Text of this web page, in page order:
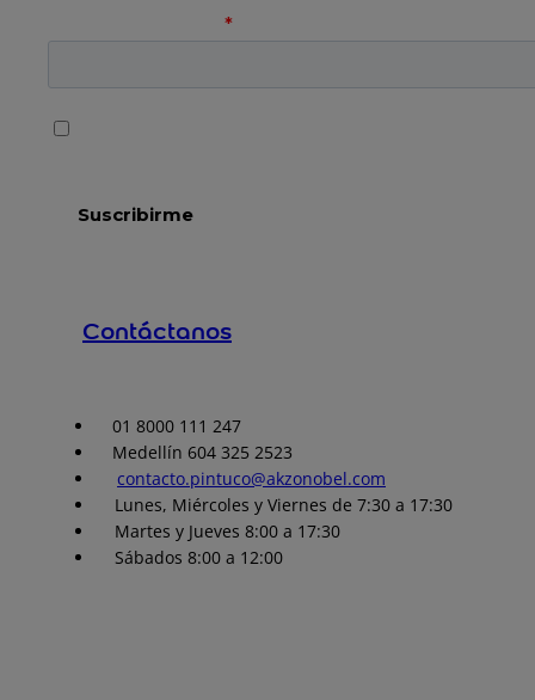
Contáctanos
01 8000 111 247
Medellín 604 325 2523
contacto.pintuco@akzonobel.com
Lunes, Miércoles y Viernes de 7:30 a 17:30
Martes y Jueves 8:00 a 17:30
Sábados 8:00 a 12:00